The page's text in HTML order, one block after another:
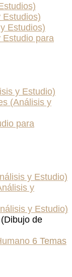
Estudios)
Estudios)
para
y Estudio)
(Análisis y
para
y Estudio)
y
y Estudio)
de
6 Temas